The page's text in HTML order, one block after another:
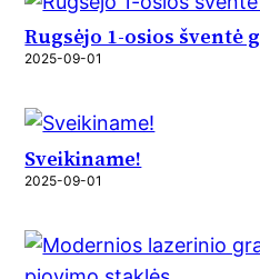
Rugsėjo 1-osios šventė
2025-09-01
Sveikiname!
2025-09-01